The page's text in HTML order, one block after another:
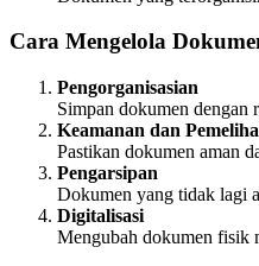
Cara Mengelola
Pengorganisasian
Simpan dokumen dengan
Keamanan dan
Pastikan dokumen aman
Pengarsipan
Dokumen yang tidak lagi
Digitalisasi
Mengubah dokumen fisik